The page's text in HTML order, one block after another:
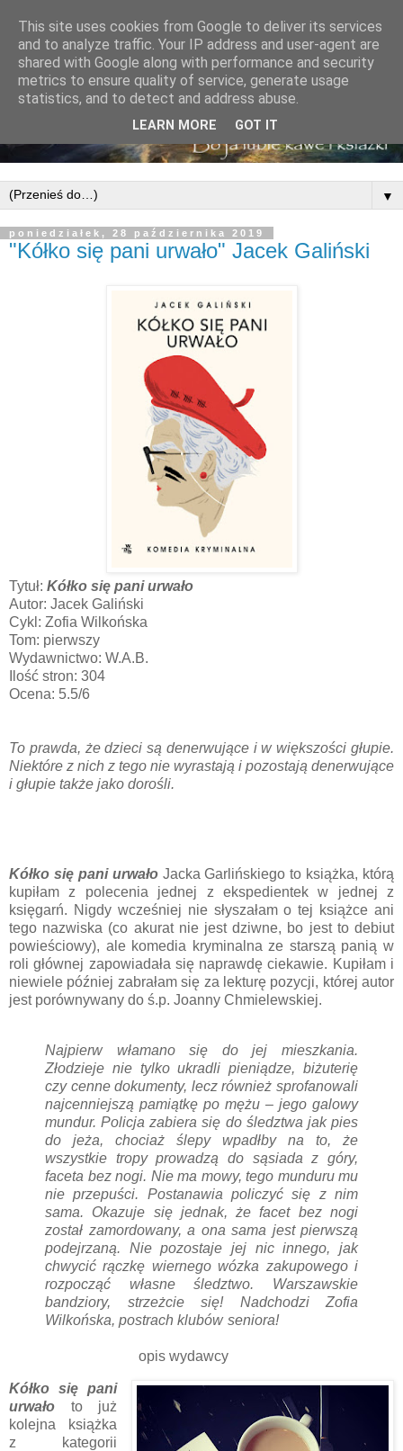
▼
poniedziałek, 28 października 2019
"Kółko się pani urwało" Jacek Galiński
Tytuł: Kółko się pani urwało
Autor: Jacek Galiński
Cykl: Zofia Wilkońska
Tom: pierwszy
Wydawnictwo: W.A.B.
Ilość stron: 304
Ocena: 5.5/6
To prawda, że dzieci są denerwujące i w większości głupie.
Niektóre z nich z tego nie wyrastają i pozostają denerwujące
i głupie także jako dorośli.
Kółko się pani urwałoJacka Garlińskiego to książka, którą
kupiłam z polecenia jednej z ekspedientek w jednej z
księgarń. Nigdy wcześniej nie słyszałam o tej książce ani
tego nazwiska (co akurat nie jest dziwne, bo jest to debiut
powieściowy), ale komedia kryminalna ze starszą panią w
roli głównej zapowiadała się naprawdę ciekawie. Kupiłam i
niewiele później zabrałam się za lekturę pozycji, której autor
jest porównywany do ś.p. Joanny Chmielewskiej.
Najpierw włamano się do jej mieszkania.
Złodzieje nie tylko ukradli pieniądze, biżuterię
czy cenne dokumenty, lecz również sprofanowali
najcenniejszą pamiątkę po mężu – jego galowy
mundur. Policja zabiera się do śledztwa jak pies
do jeża, chociaż ślepy wpadłby na to, że
wszystkie tropy prowadzą do sąsiada z góry,
faceta bez nogi. Nie ma mowy, tego munduru mu
nie przepuści. Postanawia policzyć się z nim
sama. Okazuje się jednak, że facet bez nogi
został zamordowany, a ona sama jest pierwszą
podejrzaną. Nie pozostaje jej nic innego, jak
chwycić rączkę wiernego wózka zakupowego i
rozpocząć własne śledztwo. Warszawskie
bandziory, strzeżcie się! Nadchodzi Zofia
Wilkońska, postrach klubów seniora!
opis wydawcy
Kółko się pani
urwało to już
kolejna książka
z kategorii
This site uses cookies from Google to deliver its services
and to analyze traffic. Your IP address and user-agent are
shared with Google along with performance and security
metrics to ensure quality of service, generate usage
statistics, and to detect and address abuse.
LEARN MORE GOT IT